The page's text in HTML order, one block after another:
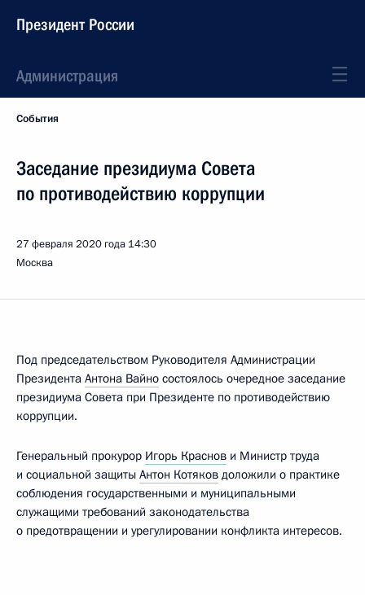
Президент России
Администрация
События
Заседание президиума Совета
по противодействию коррупции
27 февраля 2020 года 14:30
Москва
Под председательством Руководителя Администрации
Президента Антона Вайно состоялось очередное заседание
президиума Совета при Президенте по противодействию
коррупции.
Генеральный прокурор Игорь Краснов и Министр труда
и социальной защиты Антон Котяков доложили о практике
соблюдения государственными и муниципальными
служащими требований законодательства
о предотвращении и урегулировании конфликта интересов.